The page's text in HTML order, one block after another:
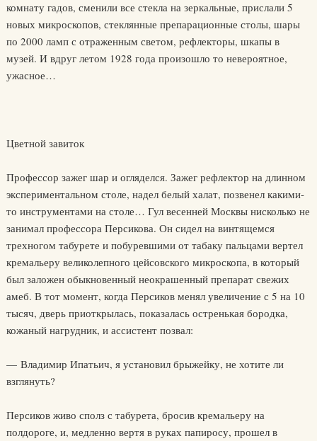
комнату гадов, сменили все стекла на зеркальные, прислали 5
новых микроскопов, стеклянные препарационные столы, шары
по 2000 ламп с отраженным светом, рефлекторы, шкапы в
музей. И вдруг летом 1928 года произошло то невероятное,
ужасное…
Цветной завиток
Профессор зажег шар и огляделся. Зажег рефлектор на длинном
экспериментальном столе, надел белый халат, позвенел какими-
то инструментами на столе… Гул весенней Москвы нисколько не
занимал профессора Персикова. Он сидел на винтящемся
трехногом табурете и побуревшими от табаку пальцами вертел
кремальеру великолепного цейсовского микроскопа, в который
был заложен обыкновенный неокрашенный препарат свежих
амеб. В тот момент, когда Персиков менял увеличение с 5 на 10
тысяч, дверь приоткрылась, показалась остренькая бородка,
кожаный нагрудник, и ассистент позвал:
— Владимир Ипатьич, я установил брыжейку, не хотите ли
взглянуть?
Персиков живо сполз с табурета, бросив кремальеру на
полдороге, и, медленно вертя в руках папиросу, прошел в